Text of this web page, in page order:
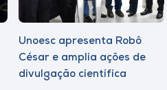
Unoesc apresenta Robô
César e amplia ações de
divulgação científica